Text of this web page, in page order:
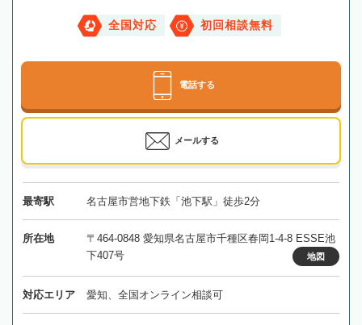
全国対応 初回相談無料
電話する
メールする
最寄駅 名古屋市営地下鉄「池下駅」徒歩2分
所在地
〒464-0848 愛知県名古屋市千種区春岡1-4-8 ESSE池
下407号
地図
対応エリア 愛知、全国オンライン相談可